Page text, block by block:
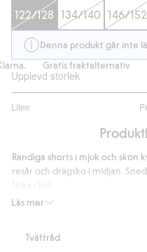
122/128 134/140 146/152
Denna produkt går inte
Gratis fraktalternativ
Upplevd storlek
Liten
utav
18
betyg
Läs mer
Randiga shorts i mjuk och skön
resår och dragsko i midjan.
Artikelnummer
Tvättråd